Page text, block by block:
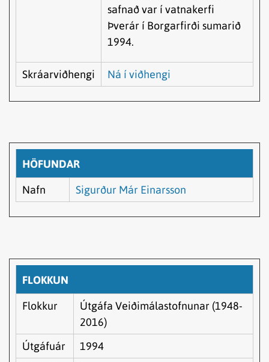
safnað var í vatnakerfi
Þverár í Borgarfirði sumarið
1994.
Skráarviðhengi Ná í viðhengi
HÖFUNDAR
Nafn Sigurður Már Einarsson
FLOKKUN
Flokkur
Útgáfa Veiðimálastofnunar (1948-
2016)
Útgáfuár
1994